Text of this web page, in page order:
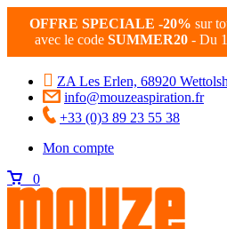
OFFRE SPECIALE -20% sur
avec le code SUMMER20 - Du
ZA Les Erlen, 68920
info@mouzeaspiration.fr
+33 (0)3 89 23 55 38
Mon compte
0